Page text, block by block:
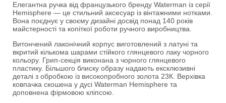
Елегантна ручка від французького бренду Waterman із серії
Hemisphere — це стильний аксесуар із вінтажними нотками.
Вона поєднує у своєму дизайні досвід понад 140 років
майстерності та копіткої роботи ручного виробництва.
Витончений лаконічний корпус виготовлений з латуні та
вкритий кількома шарами стійкого глянцевого лаку чорного
кольору. Грип-секція виконана з чорного глянцевого
пластику. Більшого блиску образу надають ексклюзивні
деталі з обробкою із високопробного золота 23К. Верхівка
ковпачка скошена у дусі Waterman Hemisphere та
доповнена фірмовою кліпсою.